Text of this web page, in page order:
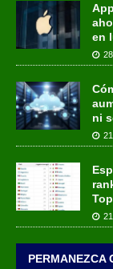
en
ni
PERMANEZCA